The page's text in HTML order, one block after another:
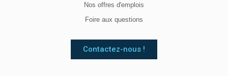
Nos offres d'emplois
Foire aux questions
Contactez-nous !